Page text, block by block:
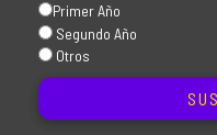
Primer Año
Segundo Año
Otros